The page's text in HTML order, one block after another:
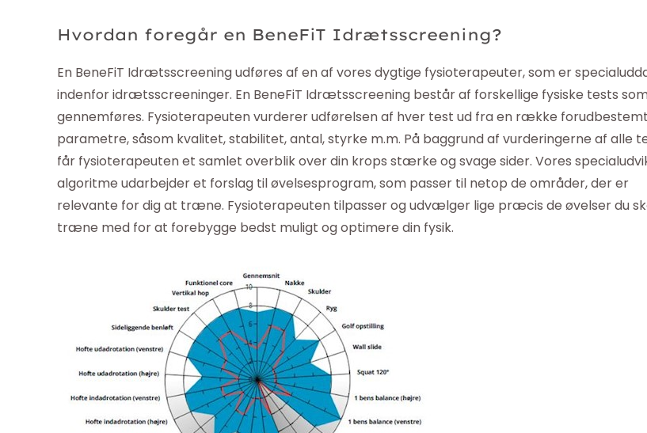
Hvordan foregår en BeneFiT Idrætsscreening?
En BeneFiT Idrætsscreening udføres af en af vores dygtige fysioterapeuter, som er
indenfor idrætsscreeninger. En BeneFiT Idrætsscreening består af forskellige fysiske tests
gennemføres. Fysioterapeuten vurderer udførelsen af hver test ud fra en række
parametre, såsom kvalitet, stabilitet, antal, styrke m.m. På baggrund af vurderingerne af alle
får fysioterapeuten et samlet overblik over din krops stærke og svage sider. Vores
algoritme udarbejder et forslag til øvelsesprogram, som passer til netop de områder, der er
relevante for dig at træne. Fysioterapeuten tilpasser og udvælger lige præcis de øvelser du
træne med for at forebygge bedst muligt og optimere din fysik.